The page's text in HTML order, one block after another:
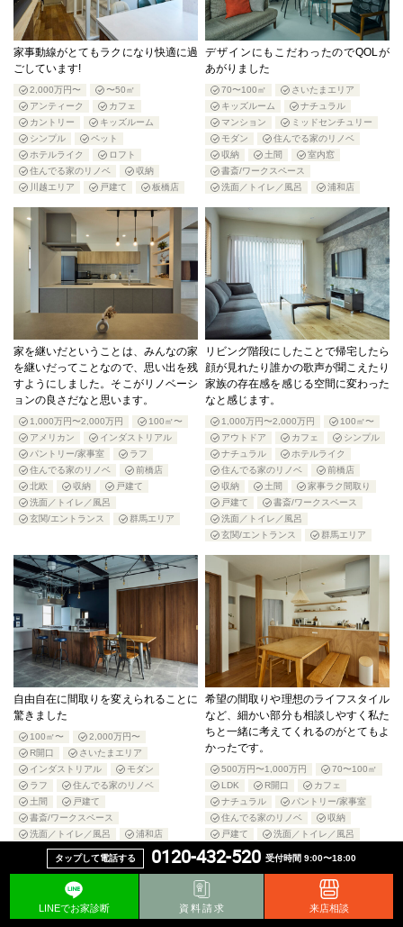
タップして電話する 0120-432-520 受付時間 9:00〜18:00
LINEでお家診断 資料請求 来店相談
家事動線がとてもラクになり快適に過
ごしています!
2,000万円〜
〜50㎡
アンティーク
カフェ
カントリー
キッズルーム
シンプル
ペット
ホテルライク
ロフト
住んでる家のリノベ
収納
川越エリア
戸建て 板橋店
デザインにもこだわったのでQOLが
あがりました
70〜100㎡
さいたまエリア
キッズルーム
ナチュラル
マンション
ミッドセンチュリー
モダン
住んでる家のリノベ
収納
土間
室内窓
書斎/ワークスペース
洗面／トイレ／風呂
浦和店
家を継いだということは、みんなの家
を継いだってことなので、思い出を残
すようにしました。そこがリノベーシ
ョンの良さだなと思います。
1,000万円〜2,000万円
100㎡〜
アメリカン
インダストリアル
パントリー/家事室
ラフ
住んでる家のリノベ
前橋店
北欧
収納
戸建て
洗面／トイレ／風呂
玄関/エントランス
群馬エリア
リビング階段にしたことで帰宅したら
顔が見れたり誰かの歌声が聞こえたり
家族の存在感を感じる空間に変わった
なと感じます。
1,000万円〜2,000万円
100㎡〜
アウトドア
カフェ
シンプル
ナチュラル
ホテルライク
住んでる家のリノベ
前橋店
収納
土間
家事ラク間取り
戸建て
書斎/ワークスペース
洗面／トイレ／風呂
玄関/エントランス
群馬エリア
自由自在に間取りを変えられることに
驚きました
100㎡〜
2,000万円〜
R開口
さいたまエリア
インダストリアル
モダン
ラフ
住んでる家のリノベ
土間
戸建て
書斎/ワークスペース
洗面／トイレ／風呂
浦和店
希望の間取りや理想のライフスタイル
など、細かい部分も相談しやすく私た
ちと一緒に考えてくれるのがとてもよ
かったです。
500万円〜1,000万円
70〜100㎡
LDK
R開口
カフェ
ナチュラル
パントリー/家事室
住んでる家のリノベ
収納
戸建て
洗面／トイレ／風呂
玄関/エントランス
高崎店